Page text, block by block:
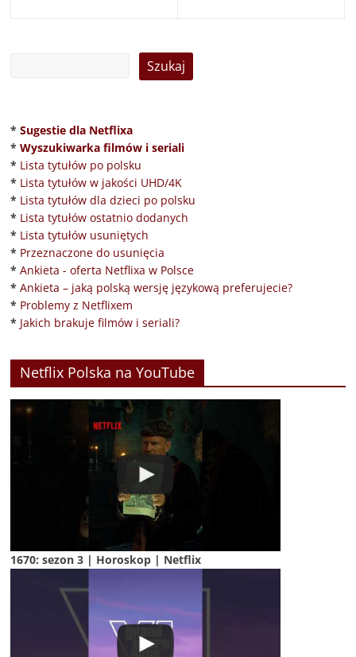
* Sugestie dla Netflixa
* Wyszukiwarka filmów i seriali
* Lista tytułów po polsku
* Lista tytułów w jakości UHD/4K
* Lista tytułów dla dzieci po polsku
* Lista tytułów ostatnio dodanych
* Lista tytułów usuniętych
* Przeznaczone do usunięcia
* Ankieta - oferta Netflixa w Polsce
* Ankieta – jaką polską wersję językową preferujecie?
* Problemy z Netflixem
* Jakich brakuje filmów i seriali?
Netflix Polska na YouTube
1670: sezon 3 | Horoskop | Netflix